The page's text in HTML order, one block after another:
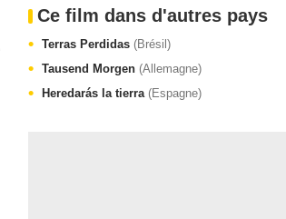
Ce film dans d'autres pays
Terras Perdidas (Brésil)
Tausend Morgen (Allemagne)
Heredarás la tierra (Espagne)